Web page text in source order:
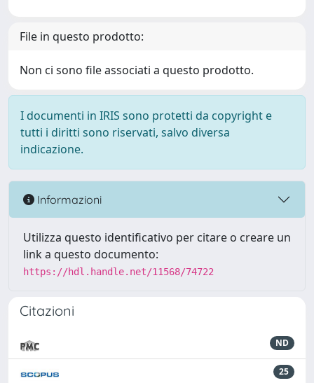
File in questo prodotto:
Non ci sono file associati a questo prodotto.
I documenti in IRIS sono protetti da copyright e
tutti i diritti sono riservati, salvo diversa
indicazione.
Informazioni
Utilizza questo identificativo per citare o creare un
link a questo documento:
https://hdl.handle.net/11568/74722
Citazioni
ND
25